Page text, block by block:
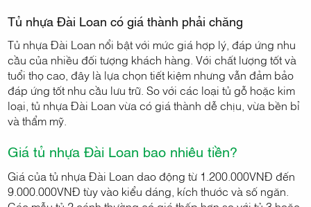
Tủ nhựa Đài Loan có giá thành phải chăng
Tủ nhựa Đài Loan nổi bật với mức giá hợp lý, đáp ứng nhu
cầu của nhiều đối tượng khách hàng. Với chất lượng tốt và
tuổi thọ cao, đây là lựa chọn tiết kiệm nhưng vẫn đảm bảo
đáp ứng tốt nhu cầu lưu trữ. So với các loại tủ gỗ hoặc kim
loại, tủ nhựa Đài Loan vừa có giá thành dễ chịu, vừa bền bỉ
và thẩm mỹ.
Giá tủ nhựa Đài Loan bao nhiêu tiền?
Giá của tủ nhựa Đài Loan dao động từ 1.200.000VNĐ đến
9.000.000VNĐ tùy vào kiểu dáng, kích thước và số ngăn.